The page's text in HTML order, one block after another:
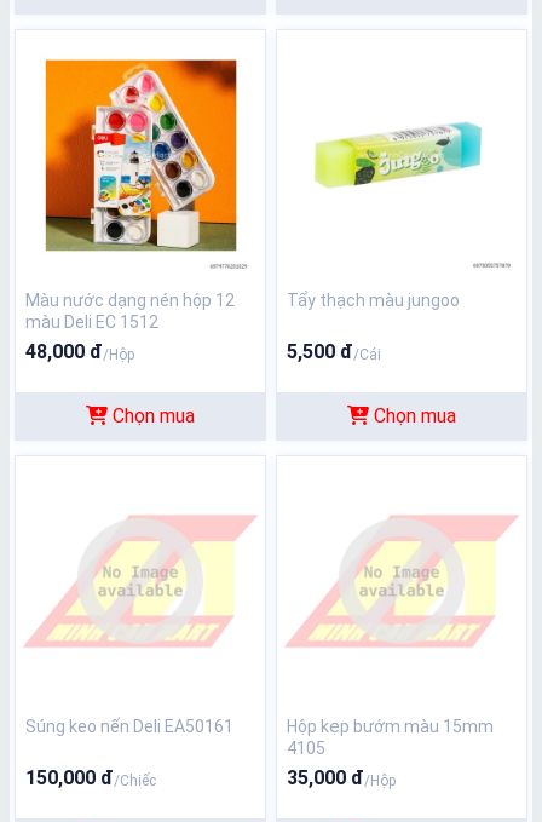
Màu nước dạng nén hộp 12
màu Deli EC 1512
48,000 đ/Hộp
Chọn mua
Tẩy thạch màu jungoo
5,500 đ/Cái
Chọn mua
Súng keo nến Deli EA50161
150,000 đ/Chiếc
Hộp kẹp bướm màu 15mm
4105
35,000 đ/Hộp